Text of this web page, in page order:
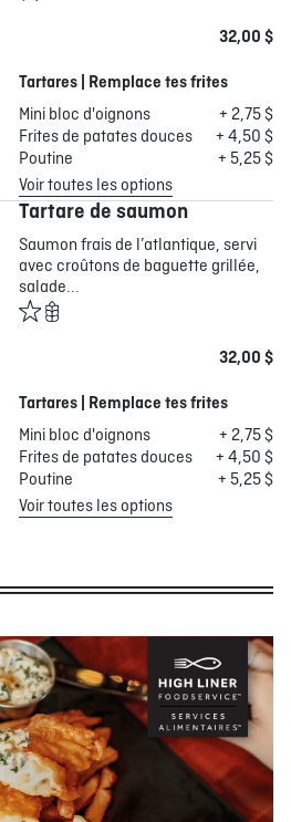
32,00 $
Tartares | Remplace tes frites
Mini bloc d'oignons
+ 2,75 $
Frites de patates douces
+ 4,50 $
Poutine
+ 5,25 $
Voir toutes les options
Tartare de saumon
Saumon frais de l’atlantique, servi
avec croûtons de baguette grillée,
salade...
32,00 $
Tartares | Remplace tes frites
Mini bloc d'oignons
+ 2,75 $
Frites de patates douces
+ 4,50 $
Poutine
+ 5,25 $
Voir toutes les options